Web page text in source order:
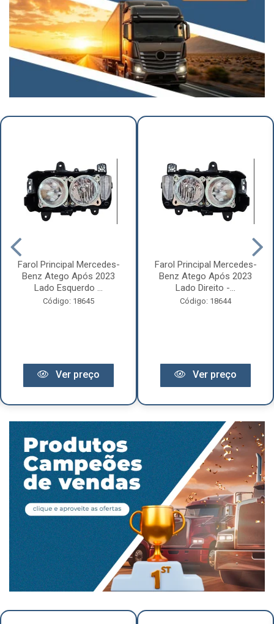
Farol Principal Mercedes-
Benz Atego Após 2023
Lado Esquerdo ...
Código: 18645
Ver preço
Farol Principal Mercedes-
Benz Atego Após 2023
Lado Direito -...
Código: 18644
Ver preço